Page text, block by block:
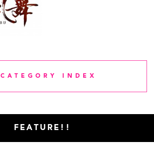
CATEGORY INDEX
FEATURE!!